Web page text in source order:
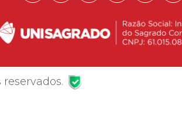
reservados.